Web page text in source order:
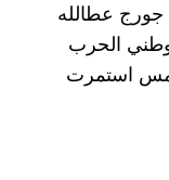
جورج عطالله
الحرب
استمرت